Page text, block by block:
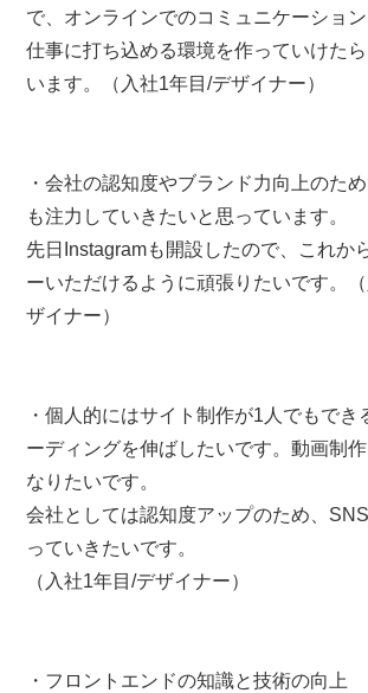
で、オンラインでのコミュニケーショ
仕事に打ち込める環境を作っていけた
います。（入社1年目/デザイナー）
・会社の認知度やブランド力向上のた
も注力していきたいと思っています。
先日Instagramも開設したので、これか
ーいただけるように頑張りたいです。
ザイナー）
・個人的にはサイト制作が1人でもでき
ーディングを伸ばしたいです。動画制
なりたいです。
会社としては認知度アップのため、
っていきたいです。
（入社1年目/デザイナー）
・フロントエンドの知識と技術の向上